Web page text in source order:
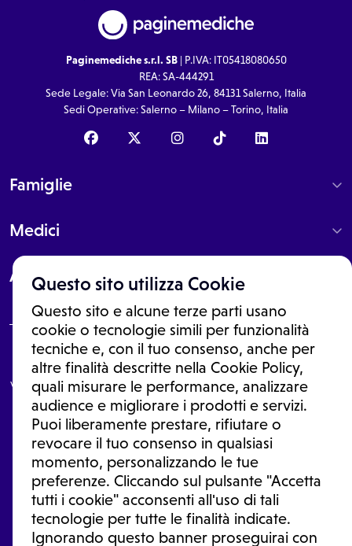
Questo sito utilizza Cookie
Questo sito e alcune terze parti usano
cookie o tecnologie simili per funzionalità
tecniche e, con il tuo consenso, anche per
altre finalità descritte nella Cookie Policy,
quali misurare le performance, analizzare
audience e migliorare i prodotti e servizi.
Puoi liberamente prestare, rifiutare o
revocare il tuo consenso in qualsiasi
momento, personalizzando le tue
preferenze. Cliccando sul pulsante "Accetta
tutti i cookie" acconsenti all'uso di tali
tecnologie per tutte le finalità indicate.
Ignorando questo banner proseguirai con
Paginemediche s.r.l. SB| P.IVA: IT05418080650
REA: SA-444291
Sede Legale: Via San Leonardo 26, 84131 Salerno, Italia
Sedi Operative: Salerno – Milano – Torino, Italia
Famiglie
Medici
About
Le informazioni proposte in questo sito non sono un consulto medico.
In nessun caso, queste informazioni sostituiscono un consulto, una
visita o una diagnosi formulata dal medico. Non si devono considerare
le informazioni disponibili come suggerimenti per la formulazione di
una diagnosi, la determinazione di un trattamento o l'assunzione o
sospensione di un farmaco senza prima consultare un medico di
medicina generale o uno specialista.
Condizioni di utilizzo|Privacy Policy |Gestione Cookie
Ⓒ 2026 | Tutti i diritti riservati.